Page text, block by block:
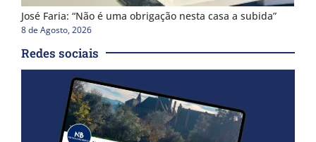
José Faria: “Não é uma obrigação nesta casa a subida”
8 de Agosto, 2026
Redes sociais